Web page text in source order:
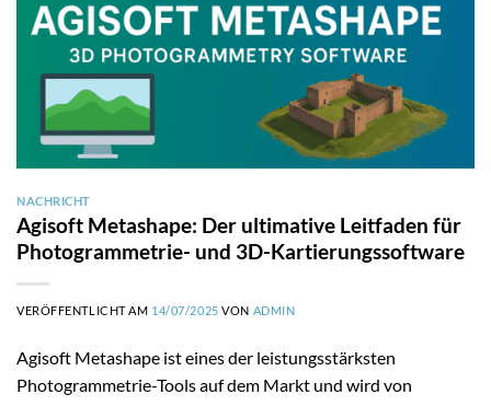
NACHRICHT
Agisoft Metashape: Der ultimative Leitfaden für
Photogrammetrie- und 3D-Kartierungssoftware
VERÖFFENTLICHT AM 14/07/2025 VON ADMIN
Agisoft Metashape ist eines der leistungsstärksten
Photogrammetrie-Tools auf dem Markt und wird von